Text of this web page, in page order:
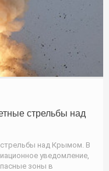
стрельбы над
стрельбы над Крымом. В
уведомление,
зоны в